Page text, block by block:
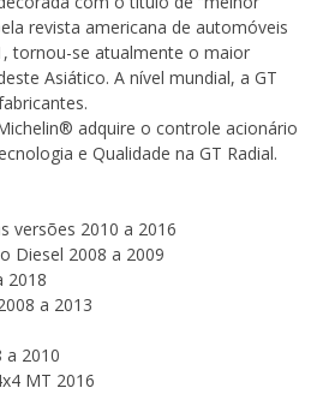
revista americana de automóveis
tornou-se atualmente o maior
Asiático. A nível mundial, a GT
adquire o controle acionário
e Qualidade na GT Radial.
versões 2010 a 2016
Diesel 2008 a 2009
2018
a 2013
a 2010
MT 2016